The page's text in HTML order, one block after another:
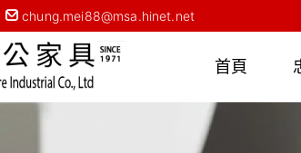
chung.mei88@msa.hinet.net
首頁